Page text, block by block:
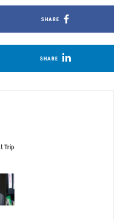
SHARE
SHARE
Trip